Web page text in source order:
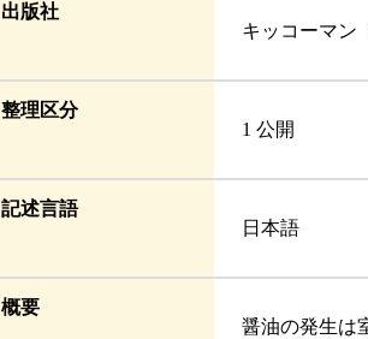
出版社
キッコーマン
整理区分
1 公開
記述言語
日本語
概要
醤油の発生は